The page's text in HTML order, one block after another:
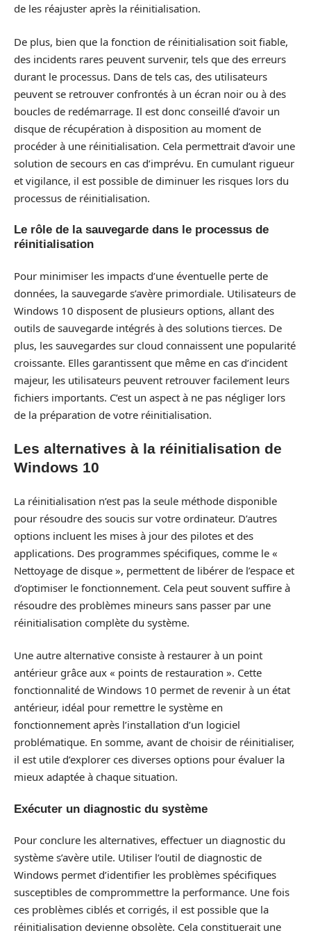
de les réajuster après la réinitialisation.
De plus, bien que la fonction de réinitialisation soit fiable,
des incidents rares peuvent survenir, tels que des erreurs
durant le processus. Dans de tels cas, des utilisateurs
peuvent se retrouver confrontés à un écran noir ou à des
boucles de redémarrage. Il est donc conseillé d’avoir un
disque de récupération à disposition au moment de
procéder à une réinitialisation. Cela permettrait d’avoir une
solution de secours en cas d’imprévu. En cumulant rigueur
et vigilance, il est possible de diminuer les risques lors du
processus de réinitialisation.
Le rôle de la sauvegarde dans le processus de
réinitialisation
Pour minimiser les impacts d’une éventuelle perte de
données, la sauvegarde s’avère primordiale. Utilisateurs de
Windows 10 disposent de plusieurs options, allant des
outils de sauvegarde intégrés à des solutions tierces. De
plus, les sauvegardes sur cloud connaissent une popularité
croissante. Elles garantissent que même en cas d’incident
majeur, les utilisateurs peuvent retrouver facilement leurs
fichiers importants. C’est un aspect à ne pas négliger lors
de la préparation de votre réinitialisation.
Les alternatives à la réinitialisation de
Windows 10
La réinitialisation n’est pas la seule méthode disponible
pour résoudre des soucis sur votre ordinateur. D’autres
options incluent les mises à jour des pilotes et des
applications. Des programmes spécifiques, comme le «
Nettoyage de disque », permettent de libérer de l’espace et
d’optimiser le fonctionnement. Cela peut souvent suffire à
résoudre des problèmes mineurs sans passer par une
réinitialisation complète du système.
Une autre alternative consiste à restaurer à un point
antérieur grâce aux « points de restauration ». Cette
fonctionnalité de Windows 10 permet de revenir à un état
antérieur, idéal pour remettre le système en
fonctionnement après l’installation d’un logiciel
problématique. En somme, avant de choisir de réinitialiser,
il est utile d’explorer ces diverses options pour évaluer la
mieux adaptée à chaque situation.
Exécuter un diagnostic du système
Pour conclure les alternatives, effectuer un diagnostic du
système s’avère utile. Utiliser l’outil de diagnostic de
Windows permet d’identifier les problèmes spécifiques
susceptibles de comprommettre la performance. Une fois
ces problèmes ciblés et corrigés, il est possible que la
réinitialisation devienne obsolète. Cela constituerait une